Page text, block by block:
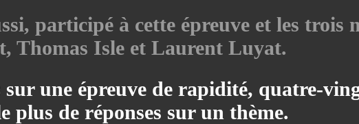
participé à cette épreuve et les trois
Thomas Isle et Laurent Luyat.
une épreuve de rapidité, quatre-
plus de réponses sur un thème.